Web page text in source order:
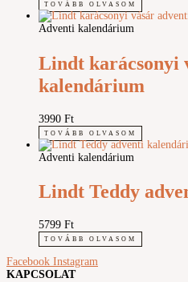
TOVÁBB OLVASOM
Adventi kalendárium
Lindt karácsonyi
kalendárium
3990 Ft
TOVÁBB OLVASOM
Adventi kalendárium
Lindt Teddy
5799 Ft
TOVÁBB OLVASOM
Facebook Instagram
KAPCSOLAT